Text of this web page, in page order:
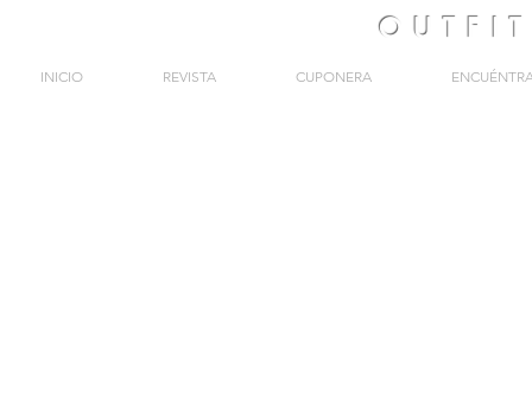
OUTFIT
INICIO REVISTA CUPONERA